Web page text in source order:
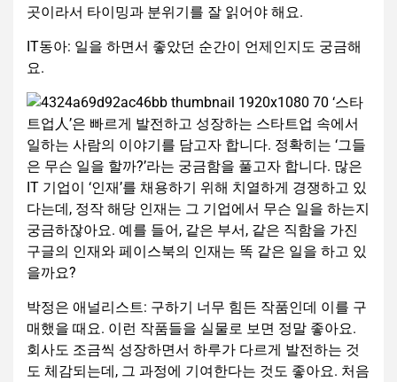
곳이라서 타이밍과 분위기를 잘 읽어야 해요.
IT동아: 일을 하면서 좋았던 순간이 언제인지도 궁금해
요.
박정은 애널리스트: 구하기 너무 힘든 작품인데 이를 구
매했을 때요. 이런 작품들을 실물로 보면 정말 좋아요.
회사도 조금씩 성장하면서 하루가 다르게 발전하는 것
도 체감되는데, 그 과정에 기여한다는 것도 좋아요. 처음